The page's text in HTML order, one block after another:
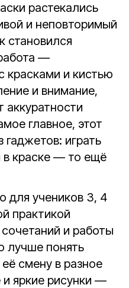
растекались
и неповторимый
становился
—
красками и кистью
и внимание,
аккуратности
главное, этот
гаджетов: играть
в краске — то ещё
для учеников 3, 4
практикой
и работы
лучше понять
смену в разное
и яркие рисунки —